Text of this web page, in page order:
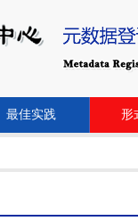
最佳实践 形